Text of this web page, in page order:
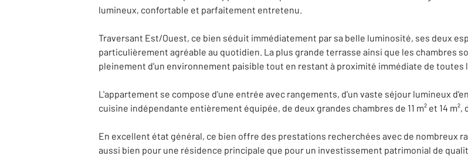
lumineux, confortable et parfaitement entretenu.
Traversant Est/Ouest, ce bien séduit immédiatement par sa belle luminosité, ses deux
particulièrement agréable au quotidien. La plus grande terrasse ainsi que les chambres
pleinement d'un environnement paisible tout en restant à proximité immédiate de toutes
L'appartement se compose d'une entrée avec rangements, d'un vaste séjour lumineux
cuisine indépendante entièrement équipée, de deux grandes chambres de 11 m² et 14
En excellent état général, ce bien offre des prestations recherchées avec de nombreux
aussi bien pour une résidence principale que pour un investissement patrimonial de